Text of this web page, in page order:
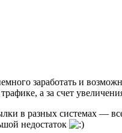
заработать и
а за счет
в разных системах —
недостаток